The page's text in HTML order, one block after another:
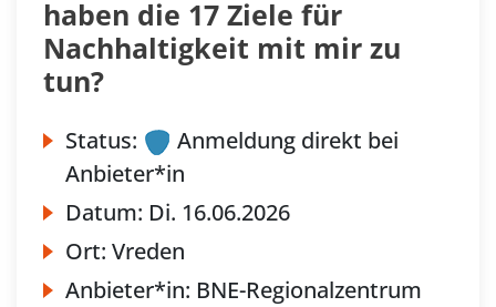
haben die 17 Ziele für
Nachhaltigkeit mit mir zu
tun?
Status:
Anmeldung direkt bei
Anbieter*in
Datum: Di. 16.06.2026
Ort: Vreden
Anbieter*in: BNE-Regionalzentrum